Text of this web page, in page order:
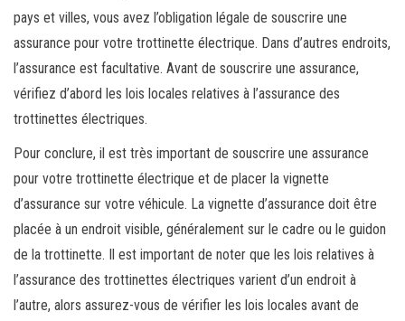
pays et villes, vous avez l’obligation légale de souscrire une
assurance pour votre trottinette électrique. Dans d’autres endroits,
l’assurance est facultative. Avant de souscrire une assurance,
vérifiez d’abord les lois locales relatives à l’assurance des
trottinettes électriques.
Pour conclure, il est très important de souscrire une assurance
pour votre trottinette électrique et de placer la vignette
d’assurance sur votre véhicule. La vignette d’assurance doit être
placée à un endroit visible, généralement sur le cadre ou le guidon
de la trottinette. Il est important de noter que les lois relatives à
l’assurance des trottinettes électriques varient d’un endroit à
l’autre, alors assurez-vous de vérifier les lois locales avant de